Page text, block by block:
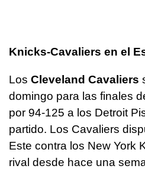
Knicks-Cavaliers en el
Los Cleveland Cavaliers
domingo para las finales
por 94-125 a los Detroit
partido. Los Cavaliers
Este contra los New York
rival desde hace una